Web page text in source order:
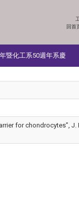
回首
暨化工系50週年系慶
for chondrocytes”,